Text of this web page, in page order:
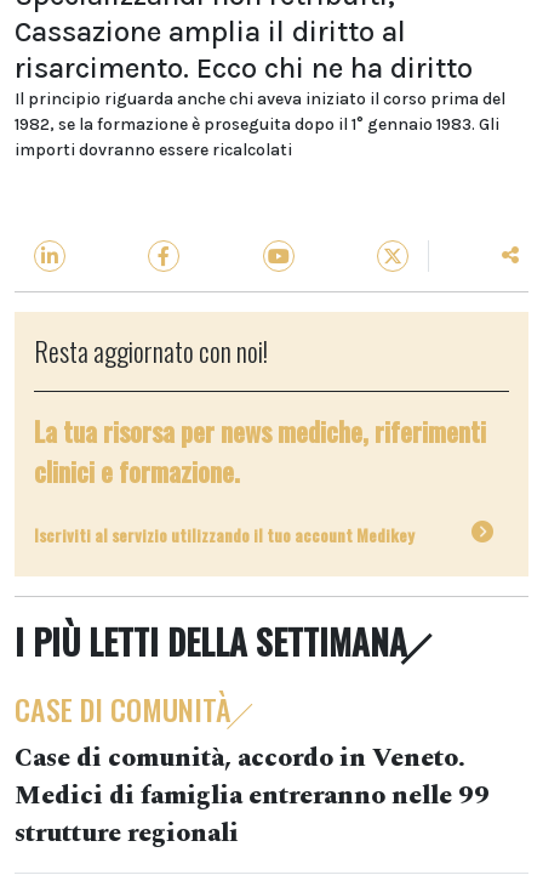
Cassazione amplia il diritto al
risarcimento. Ecco chi ne ha diritto
Il principio riguarda anche chi aveva iniziato il corso prima del
1982, se la formazione è proseguita dopo il 1° gennaio 1983. Gli
importi dovranno essere ricalcolati
Resta aggiornato con noi!
La tua risorsa per news mediche, riferimenti
clinici e formazione.
Iscriviti al servizio utilizzando il tuo account Medikey
I PIÙ LETTI DELLA SETTIMANA
CASE DI COMUNITÀ
Case di comunità, accordo in Veneto.
Medici di famiglia entreranno nelle 99
strutture regionali